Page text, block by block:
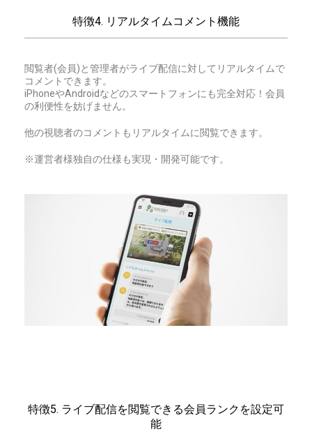
特徴4. リアルタイムコメント機能
閲覧者(会員)と管理者がライブ配信に対してリアルタイムで
コメントできます。
iPhoneやAndroidなどのスマートフォンにも完全対応！会員
の利便性を妨げません。
他の視聴者のコメントもリアルタイムに閲覧できます。
※運営者様独自の仕様も実現・開発可能です。
特徴5. ライブ配信を閲覧できる会員ランクを設定可
能